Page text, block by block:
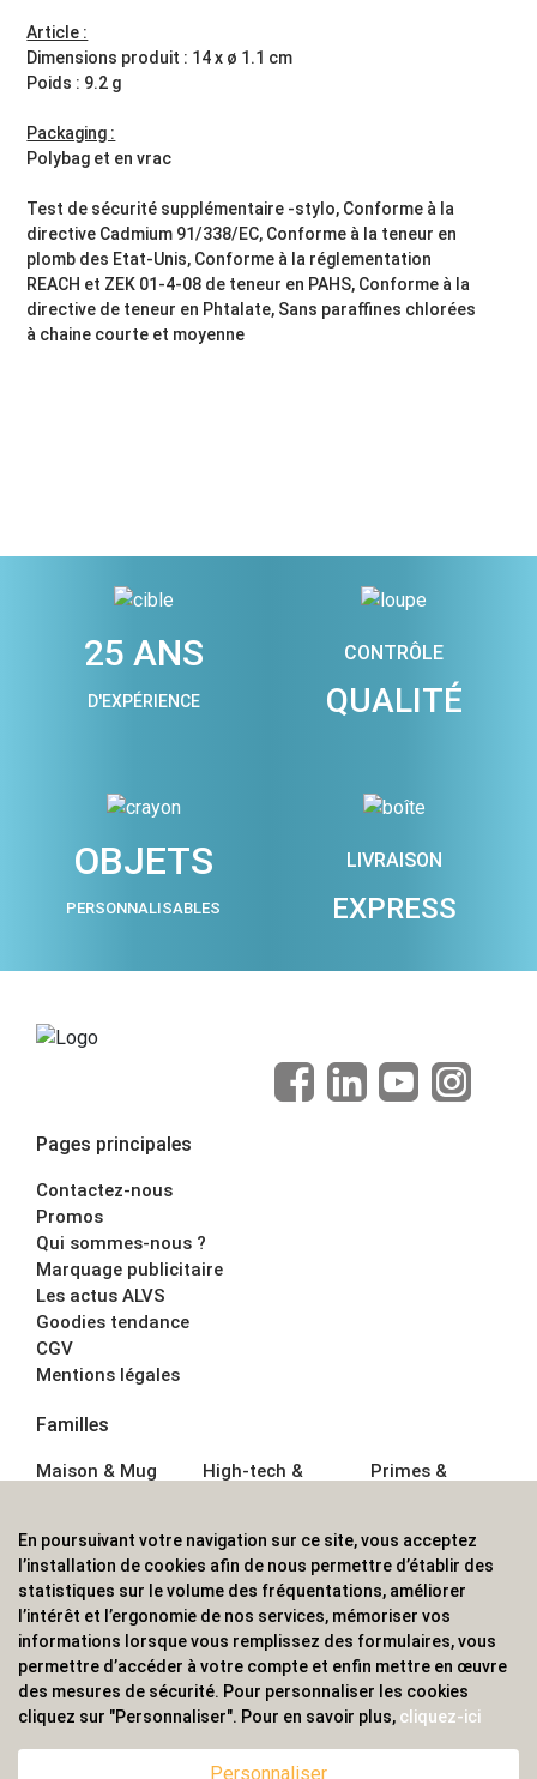
Article :
Dimensions produit : 14 x ø 1.1 cm
Poids : 9.2 g
Packaging :
Polybag et en vrac
Test de sécurité supplémentaire -stylo, Conforme à la
directive Cadmium 91/338/EC, Conforme à la teneur en
plomb des Etat-Unis, Conforme à la réglementation
REACH et ZEK 01-4-08 de teneur en PAHS, Conforme à la
directive de teneur en Phtalate, Sans paraffines chlorées
à chaine courte et moyenne
25 ANS
D'EXPÉRIENCE
CONTRÔLE
QUALITÉ
OBJETS
PERSONNALISABLES
LIVRAISON
EXPRESS
Pages principales
Contactez-nous
Promos
Qui sommes-nous ?
Marquage publicitaire
Les actus ALVS
Goodies tendance
CGV
Mentions légales
Familles
Maison & Mug
Écriture
Bagagerie sacs
High-tech &
Sport &
Outdoor
Enfant
Primes &
Boisson
Textile &
Casquette
Accessoires de
ALVS, fournisseur d'objets publicitaires, pour les
professionnels. Une implantation nationale, une
couverture internationale.
En poursuivant votre navigation sur ce site, vous acceptez
l’installation de cookies afin de nous permettre d’établir des
statistiques sur le volume des fréquentations, améliorer
l’intérêt et l’ergonomie de nos services, mémoriser vos
informations lorsque vous remplissez des formulaires, vous
permettre d’accéder à votre compte et enfin mettre en œuvre
des mesures de sécurité. Pour personnaliser les cookies
cliquez sur "Personnaliser". Pour en savoir plus, cliquez-ici
Personnaliser